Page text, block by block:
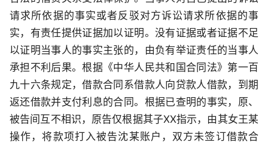
请求所依据的事实或者反驳对方诉讼请求所依据的事
实，有责任提供证据加以证明。没有证据或者证据不足
以证明当事人的事实主张的，由负有举证责任的当事人
承担不利后果。根据《中华人民共和国合同法》第一百
九十六条规定，借款合同系借款人向贷款人借款，到期
返还借款并支付利息的合同。根据已查明的事实，原、
被告间互不相识，原告仅根据其子XX指示，由其女王某
操作，将款项打入被告沈某账户，双方未签订借款合